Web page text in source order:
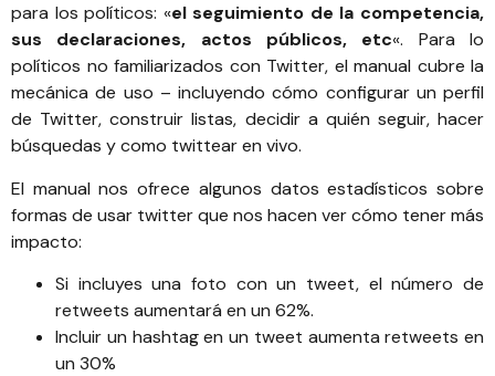
para los políticos: «el seguimiento de la competencia,
sus declaraciones, actos públicos, etc«. Para lo
políticos no familiarizados con Twitter, el manual cubre la
mecánica de uso – incluyendo cómo configurar un perfil
de Twitter, construir listas, decidir a quién seguir, hacer
búsquedas y como twittear en vivo.
El manual nos ofrece algunos datos estadísticos sobre
formas de usar twitter que nos hacen ver cómo tener más
impacto:
Si incluyes una foto con un tweet, el número de
retweets aumentará en un 62%.
Incluir un hashtag en un tweet aumenta retweets en
un 30%